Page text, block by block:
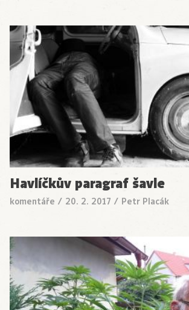
Havlíčkův paragraf šavle
komentáře / 20. 2. 2017 / Petr Placák